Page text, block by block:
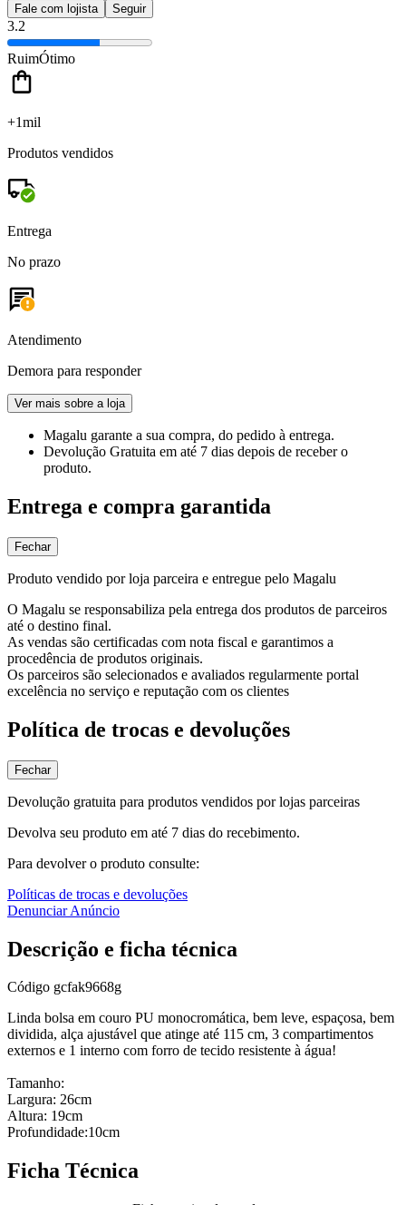
Fale com lojista Seguir
3.2
RuimÓtimo
+1mil
Produtos vendidos
Entrega
No prazo
Atendimento
Demora para responder
Ver mais sobre a loja
Magalu garante a sua compra, do pedido à entrega.
Devolução Gratuita em até 7 dias depois de receber o
produto.
Entrega e compra garantida
Fechar
Produto vendido por loja parceira e entregue pelo Magalu
O Magalu se responsabiliza pela entrega dos produtos de parceiros
até o destino final.
As vendas são certificadas com nota fiscal e garantimos a
procedência de produtos originais.
Os parceiros são selecionados e avaliados regularmente portal
excelência no serviço e reputação com os clientes
Política de trocas e devoluções
Fechar
Devolução gratuita para produtos vendidos por lojas parceiras
Devolva seu produto em até 7 dias do recebimento.
Para devolver o produto consulte:
Políticas de trocas e devoluções
Denunciar Anúncio
Descrição e ficha técnica
Código gcfak9668g
Linda bolsa em couro PU monocromática, bem leve, espaçosa, bem
dividida, alça ajustável que atinge até 115 cm, 3 compartimentos
externos e 1 interno com forro de tecido resistente à água!
Tamanho:
Largura: 26cm
Altura: 19cm
Profundidade:10cm
Ficha Técnica